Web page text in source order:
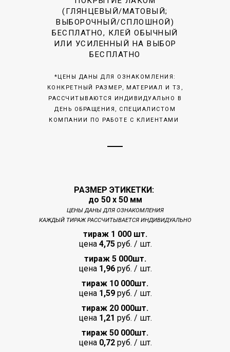
(ГЛЯНЦЕВЫЙ/МАТОВЫЙ;
ВЫБОРОЧНЫЙ/СПЛОШНОЙ)
БЕСПЛАТНО, КЛЕЙ ОБЫЧНЫЙ
ИЛИ УСИЛЕННЫЙ НА ВЫБОР
БЕСПЛАТНО
*ЦЕНЫ ДАНЫ ДЛЯ ОЗНАКОМЛЕНИЯ:
КОНКРЕТНЫЙ РАЗМЕР, МАТЕРИАЛ И ТЗ,
РАССЧИТЫВАЮТСЯ ИНДИВИДУАЛЬНО В
ДЕНЬ ОБРАЩЕНИЯ, СПЕЦИАЛИСТОМ
КОМПАНИИ ПО РАБОТЕ С КЛИЕНТАМИ
РАЗМЕР ЭТИКЕТКИ:
до 50 х 50 мм
ЦЕНЫ ДАНЫ ДЛЯ ОЗНАКОМЛЕНИЯ
КАЖДЫЙ ТИРАЖ РАССЧИТЫВАЕТСЯ ИНДИВИДУАЛЬНО
тираж 1 000 шт.
цена 4,75 руб. / шт.
тираж 5 000шт.
цена 1,96руб. / шт.
тираж 10 000шт.
цена 1,59руб. / шт.
тираж 20 000шт.
цена 1,21 руб. / шт.
тираж 50 000шт.
цена 0,72 руб. / шт.